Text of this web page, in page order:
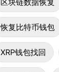
区块链数据恢复
恢复比特币钱包
XRP钱包找回